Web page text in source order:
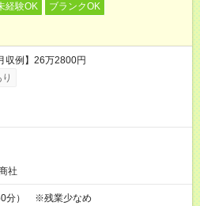
経験OK
ブランクOK
例】26万2800円
社
分） ※残業少なめ